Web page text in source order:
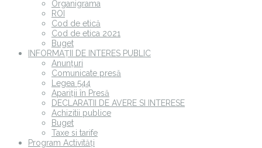
Organigrama
ROI
Cod de etică
Cod de etica 2021
Buget
INFORMAȚII DE INTERES PUBLIC
Anunțuri
Comunicate presă
Legea 544
Apariții în Presă
DECLARATII DE AVERE SI INTERESE
Achizitii publice
Buget
Taxe si tarife
Program Activități